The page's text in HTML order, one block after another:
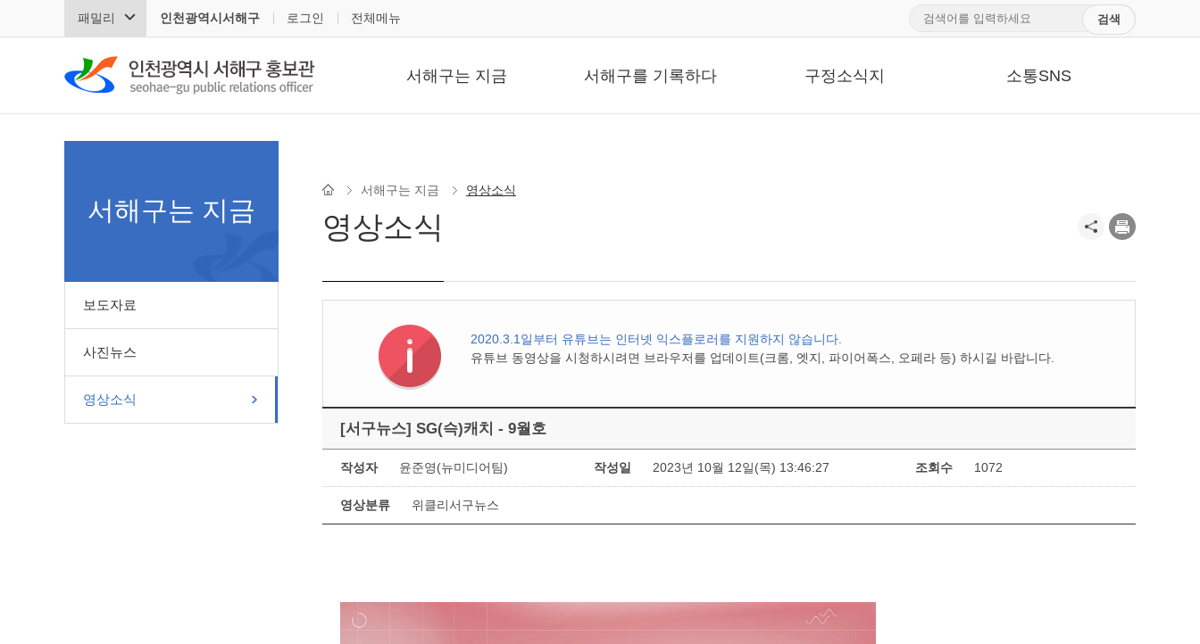
패밀리 인천광역시서해구 로그인 전체메뉴
서해구는 지금 서해구를 기록하다 구정소식지 소통SNS
서해구는 지금
보도자료
사진뉴스
영상소식
서해구는 지금 영상소식
영상소식
2020.3.1일부터 유튜브는 인터넷 익스플로러를 지원하지 않습니다.
유튜브 동영상을 시청하시려면 브라우저를 업데이트(크롬, 엣지, 파이어폭스, 오페라 등) 하시길 바랍니다.
[서구뉴스] SG(슥)캐치 - 9월호
작성자 윤준영(뉴미디어팀) 작성일 2023년 10월 12일(목) 13:46:27 조회수 1072
영상분류 위클리서구뉴스